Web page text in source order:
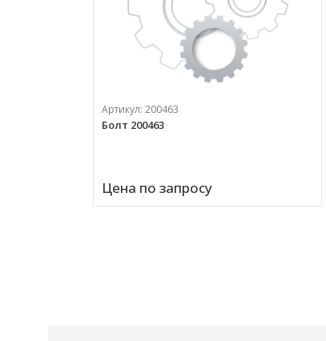
Артикул: 200463
Болт 200463
Цена по запросу